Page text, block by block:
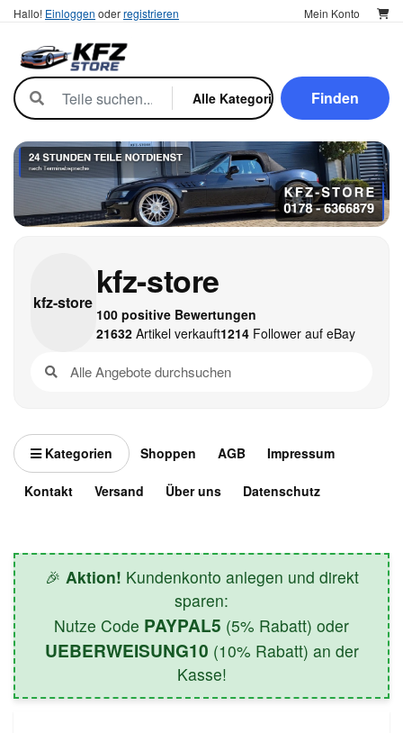
Hallo! Einloggen oderregistrieren Mein Konto
Finden
kfz-store
kfz-store
100 positive Bewertungen
21632Artikel verkauft1214Follower auf eBay
Kategorien Shoppen AGB Impressum
Kontakt Versand Über uns Datenschutz
🎉 Aktion! Kundenkonto anlegen und direkt
sparen:
Nutze Code PAYPAL5 (5% Rabatt) oder
UEBERWEISUNG10 (10% Rabatt) an der
Kasse!